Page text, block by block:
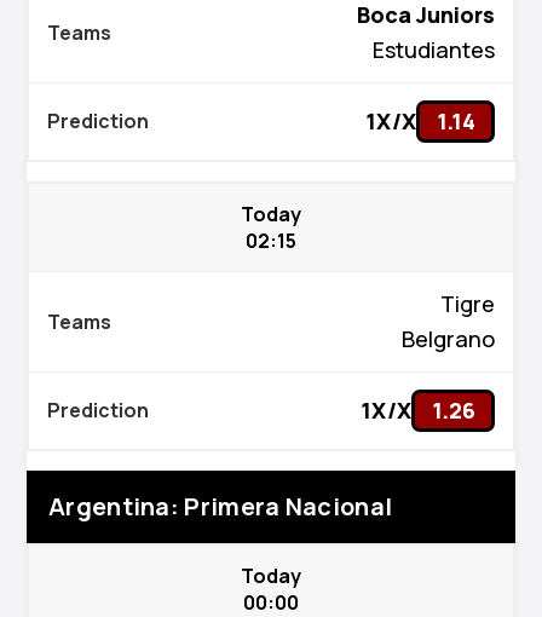
Boca Juniors
Estudiantes
1X/X 1.14
Today
02:15
Tigre
Belgrano
1X/X 1.26
Argentina: Primera Nacional
Today
00:00